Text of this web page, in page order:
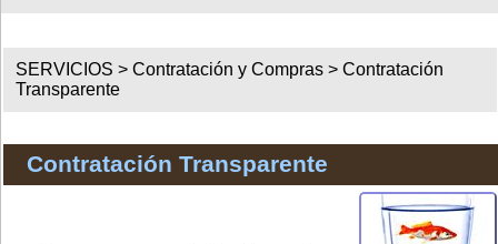
SERVICIOS >Contratación y Compras >Contratación
Transparente
Contratación Transparente